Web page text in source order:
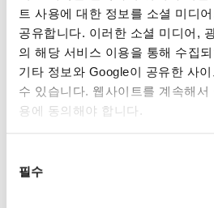
트 사용에 대한 정보를 소셜 미디
공유합니다. 이러한 소셜 미디어,
의 해당 서비스 이용을 통해 수집
기타 정보와 Google이 공유한 사
수 있습니다. 웹사이트를 계속해
용에 동의해야 합니다.
필수